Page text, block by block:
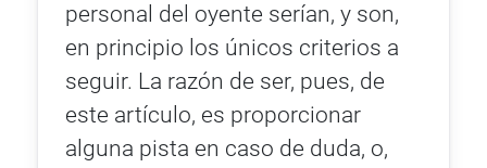
personal del oyente serían, y son,
en principio los únicos criterios a
seguir. La razón de ser, pues, de
este artículo, es proporcionar
alguna pista en caso de duda, o,